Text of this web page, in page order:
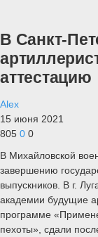
В Санкт-
аттестацию
Alex
15 июня 2021
805 0 0
В Михайловской
завершению
выпускников. В г.
академии будущие
программе
пехоты», сдали